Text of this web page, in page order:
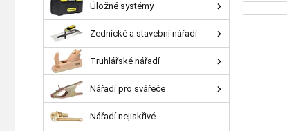
Úložné systémy
Zednické a stavební nářadí
Truhlářské nářadí
Nářadí pro svářeče
Nářadí nejiskřivé